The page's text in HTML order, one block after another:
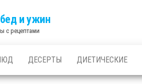
и ужин
с рецептами
ДЕСЕРТЫ ДИЕТИЧЕСКИЕ